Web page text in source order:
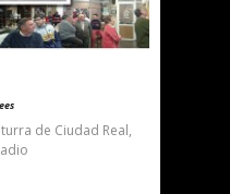
de Ciudad Real,